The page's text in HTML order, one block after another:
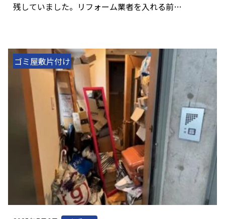
残していました。リフォーム業者を入れる前…
ゴミ屋敷片付け